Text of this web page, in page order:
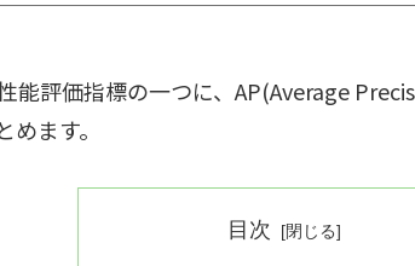
能評価指標の一つに、AP(Average
ます。
目次